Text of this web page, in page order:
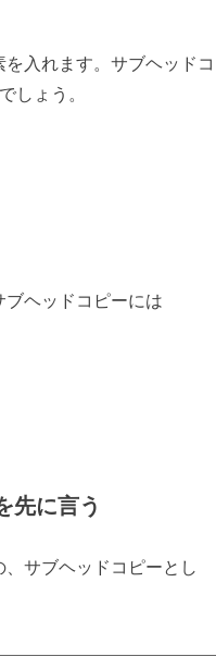
入れます。サブヘッドコ
しょう。
ヘッドコピーには
先に言う
サブヘッドコピーとし